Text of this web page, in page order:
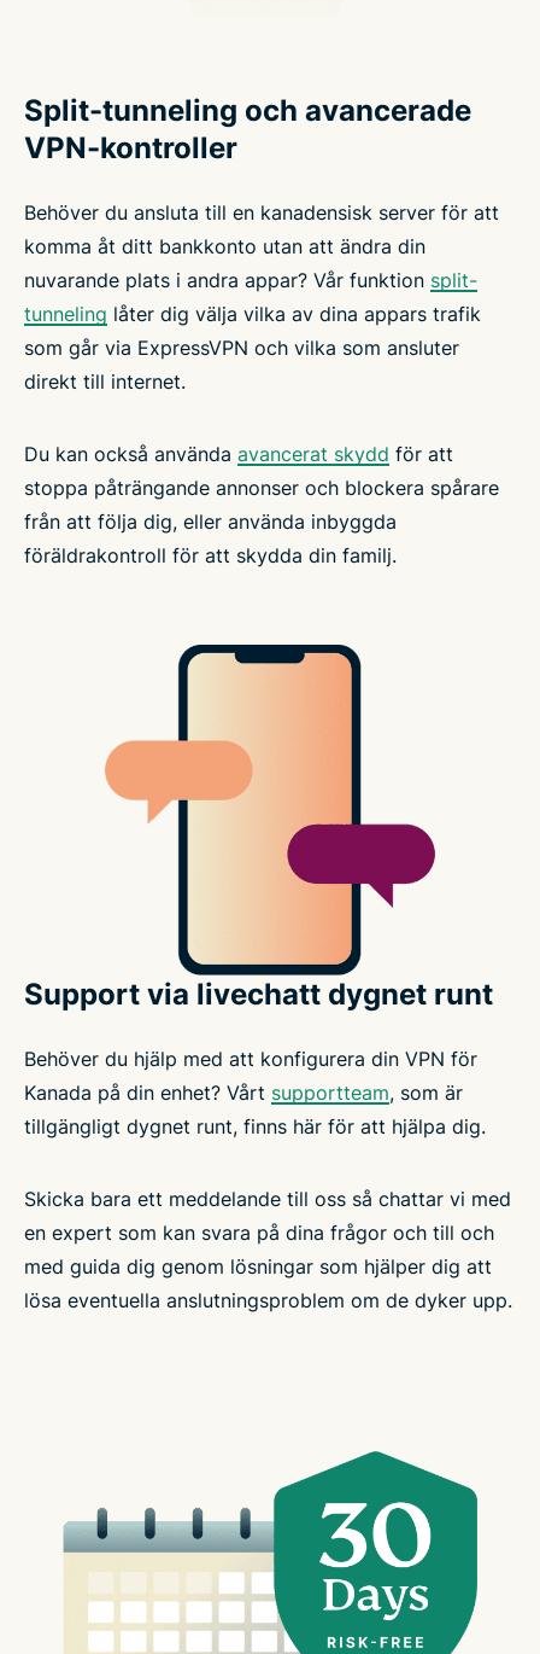
Split-tunneling och avancerade
VPN-kontroller
Behöver du ansluta till en kanadensisk server för att
komma åt ditt bankkonto utan att ändra din
nuvarande plats i andra appar? Vår funktion split-
tunneling låter dig välja vilka av dina appars trafik
som går via ExpressVPN och vilka som ansluter
direkt till internet.
Du kan också använda avancerat skydd för att
stoppa påträngande annonser och blockera spårare
från att följa dig, eller använda inbyggda
föräldrakontroll för att skydda din familj.
Support via livechatt dygnet runt
Behöver du hjälp med att konfigurera din VPN för
Kanada på din enhet? Vårt supportteam, som är
tillgängligt dygnet runt, finns här för att hjälpa dig.
Skicka bara ett meddelande till oss så chattar vi med
en expert som kan svara på dina frågor och till och
med guida dig genom lösningar som hjälper dig att
lösa eventuella anslutningsproblem om de dyker upp.